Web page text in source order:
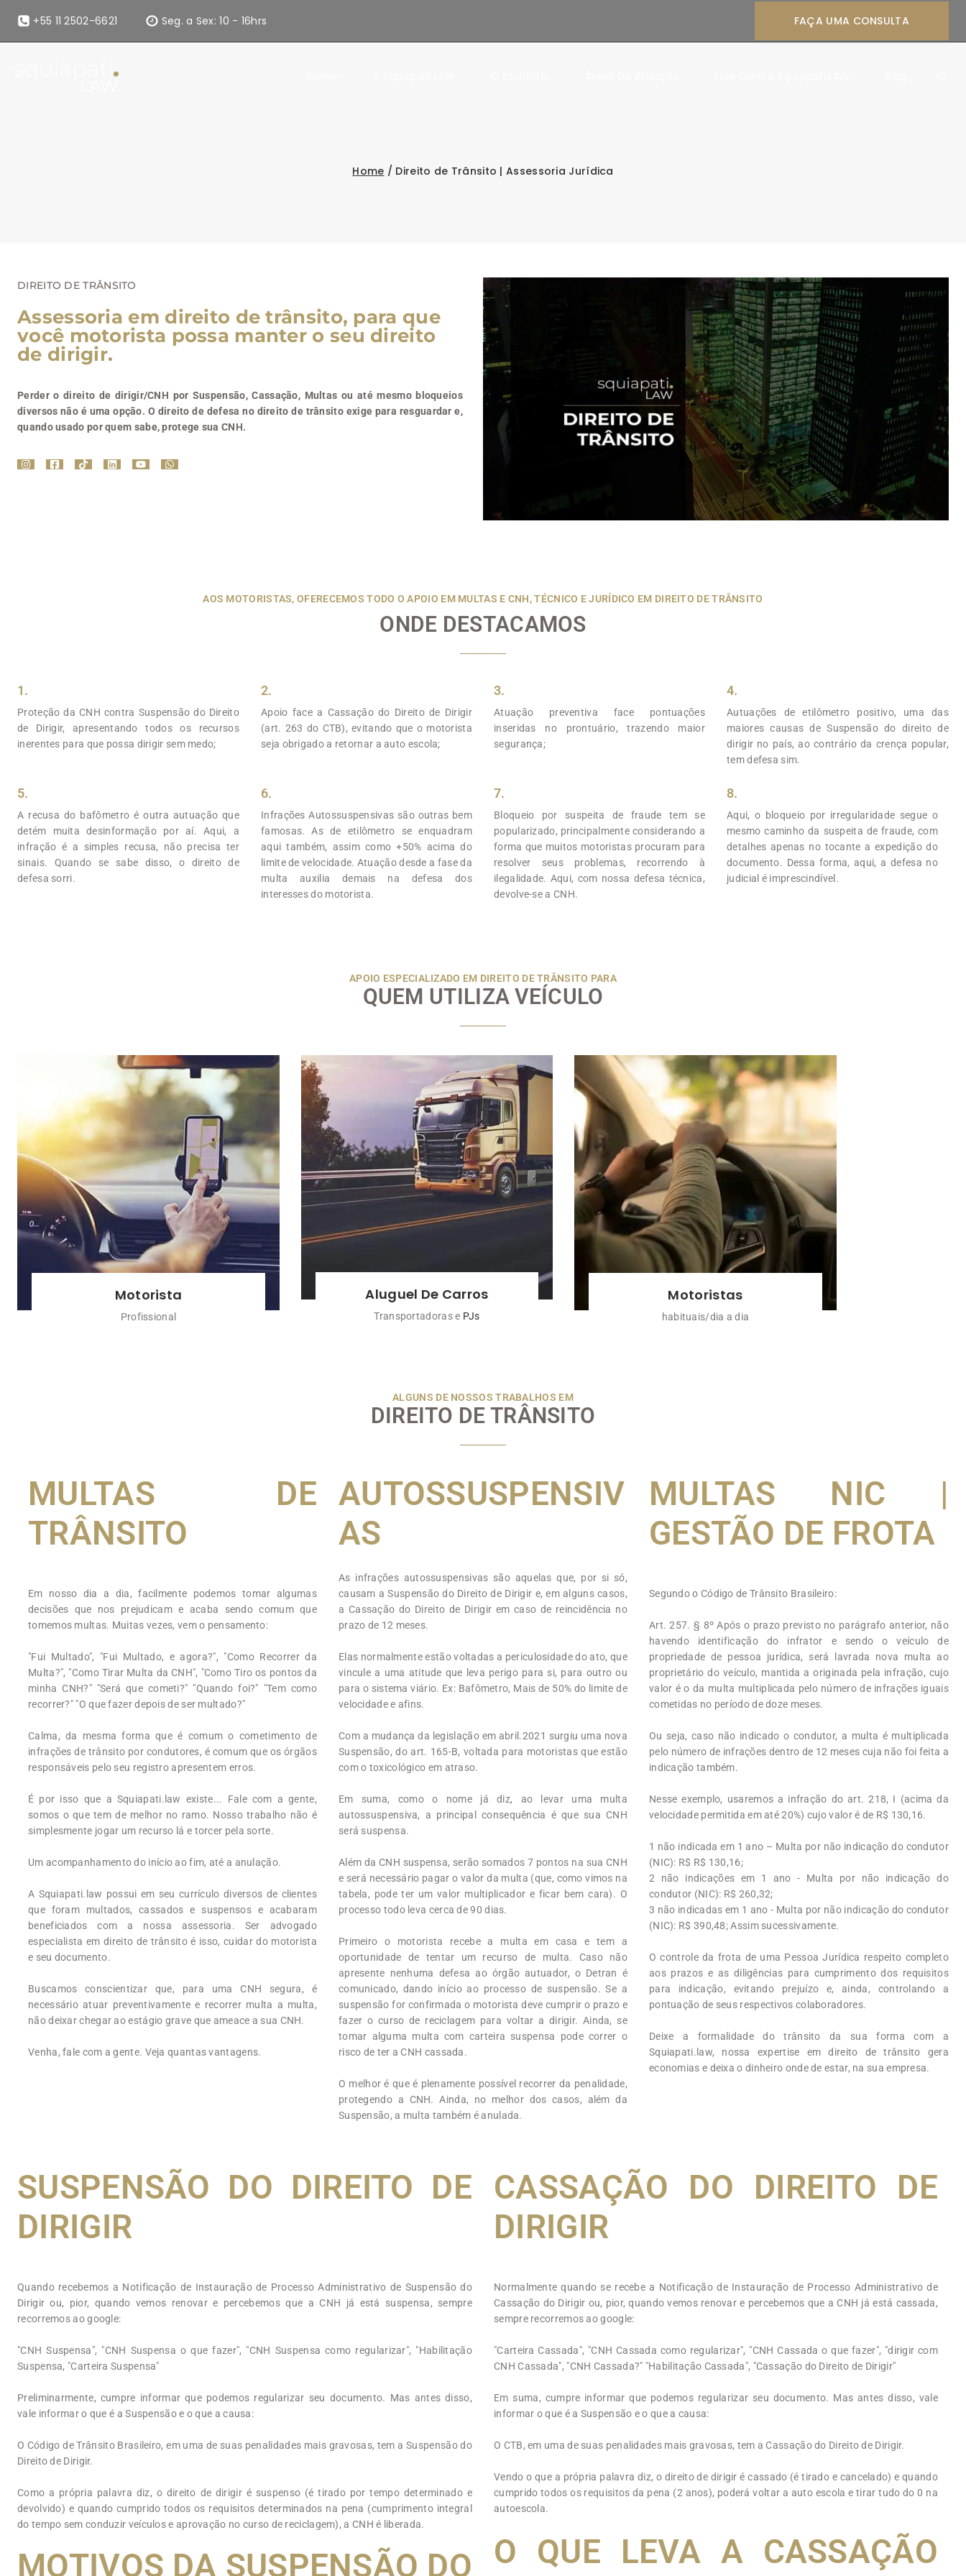
+55 11 2502-6621 Seg. a Sex: 10 - 16hrs FAÇA UMA CONSULTA
Home / Direito de Trânsito | Assessoria Jurídica
DIREITO DE TRÂNSITO
Assessoria em direito de trânsito, para que
você motorista possa manter o seu direito
de dirigir.
Perder o direito de dirigir/CNH por Suspensão, Cassação, Multas ou até mesmo bloqueios
diversos não é uma opção. O direito de defesa no direito de trânsito exige para resguardar e,
quando usado por quem sabe, protege sua CNH.
AOS MOTORISTAS, OFERECEMOS TODO O APOIO EM MULTAS E CNH, TÉCNICO E JURÍDICO EM DIREITO DE TRÂNSITO
ONDE DESTACAMOS
1.
Proteção da CNH contra Suspensão do Direito
de Dirigir, apresentando todos os recursos
inerentes para que possa dirigir sem medo;
2.
Apoio face a Cassação do Direito de Dirigir
(art. 263 do CTB), evitando que o motorista
seja obrigado a retornar a auto escola;
3.
Atuação preventiva face pontuações
inseridas no prontuário, trazendo maior
segurança;
4.
Autuações de etilômetro positivo, uma das
maiores causas de Suspensão do direito de
dirigir no país, ao contrário da crença popular,
tem defesa sim.
5.
A recusa do bafômetro é outra autuação que
detém muita desinformação por aí. Aqui, a
infração é a simples recusa, não precisa ter
sinais. Quando se sabe disso, o direito de
defesa sorri.
6.
Infrações Autossuspensivas são outras bem
famosas. As de etilômetro se enquadram
aqui também, assim como +50% acima do
limite de velocidade. Atuação desde a fase da
multa auxilia demais na defesa dos
interesses do motorista.
7.
Bloqueio por suspeita de fraude tem se
popularizado, principalmente considerando a
forma que muitos motoristas procuram para
resolver seus problemas, recorrendo à
ilegalidade. Aqui, com nossa defesa técnica,
devolve-se a CNH.
8.
Aqui, o bloqueio por irregularidade segue o
mesmo caminho da suspeita de fraude, com
detalhes apenas no tocante a expedição do
documento. Dessa forma, aqui, a defesa no
judicial é imprescindível.
APOIO ESPECIALIZADO EM DIREITO DE TRÂNSITO PARA
QUEM UTILIZA VEÍCULO
Motorista
Profissional
Aluguel De Carros
Transportadoras e PJs
Motoristas
habituais/dia a dia
ALGUNS DE NOSSOS TRABALHOS EM
DIREITO DE TRÂNSITO
MULTAS DE
TRÂNSITO
Em nosso dia a dia, facilmente podemos tomar algumas
decisões que nos prejudicam e acaba sendo comum que
tomemos multas. Muitas vezes, vem o pensamento:
"Fui Multado", "Fui Multado, e agora?", "Como Recorrer da
Multa?", "Como Tirar Multa da CNH", "Como Tiro os pontos da
minha CNH?" "Será que cometi?" "Quando foi?" "Tem como
recorrer?" "O que fazer depois de ser multado?"
Calma, da mesma forma que é comum o cometimento de
infrações de trânsito por condutores, é comum que os órgãos
responsáveis pelo seu registro apresentem erros.
É por isso que a Squiapati.law existe... Fale com a gente,
somos o que tem de melhor no ramo. Nosso trabalho não é
simplesmente jogar um recurso lá e torcer pela sorte.
Um acompanhamento do início ao fim, até a anulação.
A Squiapati.law possui em seu currículo diversos de clientes
que foram multados, cassados e suspensos e acabaram
beneficiados com a nossa assessoria. Ser advogado
especialista em direito de trânsito é isso, cuidar do motorista
e seu documento.
Buscamos conscientizar que, para uma CNH segura, é
necessário atuar preventivamente e recorrer multa a multa,
não deixar chegar ao estágio grave que ameace a sua CNH.
Venha, fale com a gente. Veja quantas vantagens.
AUTOSSUSPENSIV
AS
As infrações autossuspensivas são aquelas que, por si só,
causam a Suspensão do Direito de Dirigir e, em alguns casos,
a Cassação do Direito de Dirigir em caso de reincidência no
prazo de 12 meses.
Elas normalmente estão voltadas a periculosidade do ato, que
vincule a uma atitude que leva perigo para si, para outro ou
para o sistema viário. Ex: Bafômetro, Mais de 50% do limite de
velocidade e afins.
Com a mudança da legislação em abril.2021 surgiu uma nova
Suspensão, do art. 165-B, voltada para motoristas que estão
com o toxicológico em atraso.
Em suma, como o nome já diz, ao levar uma multa
autossuspensiva, a principal consequência é que sua CNH
será suspensa.
Além da CNH suspensa, serão somados 7 pontos na sua CNH
e será necessário pagar o valor da multa (que, como vimos na
tabela, pode ter um valor multiplicador e ficar bem cara). O
processo todo leva cerca de 90 dias.
Primeiro o motorista recebe a multa em casa e tem a
oportunidade de tentar um recurso de multa. Caso não
apresente nenhuma defesa ao órgão autuador, o Detran é
comunicado, dando início ao processo de suspensão. Se a
suspensão for confirmada o motorista deve cumprir o prazo e
fazer o curso de reciclagem para voltar a dirigir. Ainda, se
tomar alguma multa com carteira suspensa pode correr o
risco de ter a CNH cassada.
O melhor é que é plenamente possível recorrer da penalidade,
protegendo a CNH. Ainda, no melhor dos casos, além da
Suspensão, a multa também é anulada.
MULTAS NIC |
GESTÃO DE FROTA
Segundo o Código de Trânsito Brasileiro:
Art. 257. § 8º Após o prazo previsto no parágrafo anterior, não
havendo identificação do infrator e sendo o veículo de
propriedade de pessoa jurídica, será lavrada nova multa ao
proprietário do veículo, mantida a originada pela infração, cujo
valor é o da multa multiplicada pelo número de infrações iguais
cometidas no período de doze meses.
Ou seja, caso não indicado o condutor, a multa é multiplicada
pelo número de infrações dentro de 12 meses cuja não foi feita a
indicação também.
Nesse exemplo, usaremos a infração do art. 218, I (acima da
velocidade permitida em até 20%) cujo valor é de R$ 130,16.
1 não indicada em 1 ano – Multa por não indicação do condutor
(NIC): R$ R$ 130,16;
2 não indicações em 1 ano - Multa por não indicação do
condutor (NIC): R$ 260,32;
3 não indicadas em 1 ano - Multa por não indicação do condutor
(NIC): R$ 390,48; Assim sucessivamente.
O controle da frota de uma Pessoa Jurídica respeito completo
aos prazos e as diligências para cumprimento dos requisitos
para indicação, evitando prejuízo e, ainda, controlando a
pontuação de seus respectivos colaboradores.
Deixe a formalidade do trânsito da sua forma com a
Squiapati.law, nossa expertise em direito de trânsito gera
economias e deixa o dinheiro onde de estar, na sua empresa.
SUSPENSÃO DO DIREITO DE
DIRIGIR
Quando recebemos a Notificação de Instauração de Processo Administrativo de Suspensão do
Dirigir ou, pior, quando vemos renovar e percebemos que a CNH já está suspensa, sempre
recorremos ao google:
"CNH Suspensa", "CNH Suspensa o que fazer", "CNH Suspensa como regularizar", "Habilitação
Suspensa, "Carteira Suspensa"
Preliminarmente, cumpre informar que podemos regularizar seu documento. Mas antes disso,
vale informar o que é a Suspensão e o que a causa:
O Código de Trânsito Brasileiro, em uma de suas penalidades mais gravosas, tem a Suspensão do
Direito de Dirigir.
Como a própria palavra diz, o direito de dirigir é suspenso (é tirado por tempo determinado e
devolvido) e quando cumprido todos os requisitos determinados na pena (cumprimento integral
do tempo sem conduzir veículos e aprovação no curso de reciclagem), a CNH é liberada.
MOTIVOS DA SUSPENSÃO DO
CASSAÇÃO DO DIREITO DE
DIRIGIR
Normalmente quando se recebe a Notificação de Instauração de Processo Administrativo de
Cassação do Dirigir ou, pior, quando vemos renovar e percebemos que a CNH já está cassada,
sempre recorremos ao google:
"Carteira Cassada", "CNH Cassada como regularizar", "CNH Cassada o que fazer", "dirigir com
CNH Cassada", "CNH Cassada?" "Habilitação Cassada", "Cassação do Direito de Dirigir"
Em suma, cumpre informar que podemos regularizar seu documento. Mas antes disso, vale
informar o que é a Suspensão e o que a causa:
O CTB, em uma de suas penalidades mais gravosas, tem a Cassação do Direito de Dirigir.
Vendo o que a própria palavra diz, o direito de dirigir é cassado (é tirado e cancelado) e quando
cumprido todos os requisitos da pena (2 anos), poderá voltar a auto escola e tirar tudo do 0 na
autoescola.
O QUE LEVA A CASSAÇÃO